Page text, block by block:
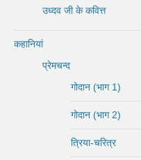
उध्दव जी के कवित्त
कहानियां
प्रेमचन्द
गोदान (भाग 1)
गोदान (भाग 2)
त्रिया-चरित्र